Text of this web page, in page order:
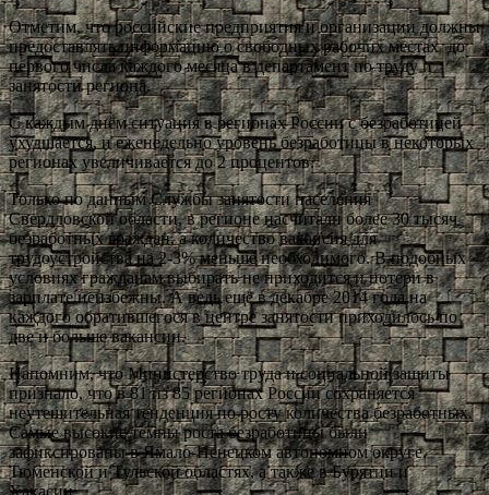
Отметим, что российские предприятия и организации должны
предоставлять информацию о свободных рабочих местах до
первого числа каждого месяца в департамент по труду и
занятости региона.
С каждым днём ситуация в регионах России с безработицей
ухудшается, и еженедельно уровень безработицы в некоторых
регионах увеличивается до 2 процентов.
Только по данным Службы занятости населения
Свердловской области, в регионе насчитали более 30 тысяч
безработных граждан, а количество вакансия для
трудоустройства на 2-3% меньше необходимого. В подобных
условиях гражданам выбирать не приходится и потери в
зарплате неизбежны. А ведь ещё в декабре 2014 года на
каждого обратившегося в центре занятости приходилось по
две и больше вакансии.
Напомним, что Министерство труда и социальной защиты
признало, что в 81 из 85 регионах России сохраняется
неутешительная тенденция по росту количества безработных.
Самые высокие темпы роста безработицы были
зафиксированы в Ямало-Ненецком автономном округе,
Тюменской и Тульской областях, а также в Бурятии и
Хакасии.